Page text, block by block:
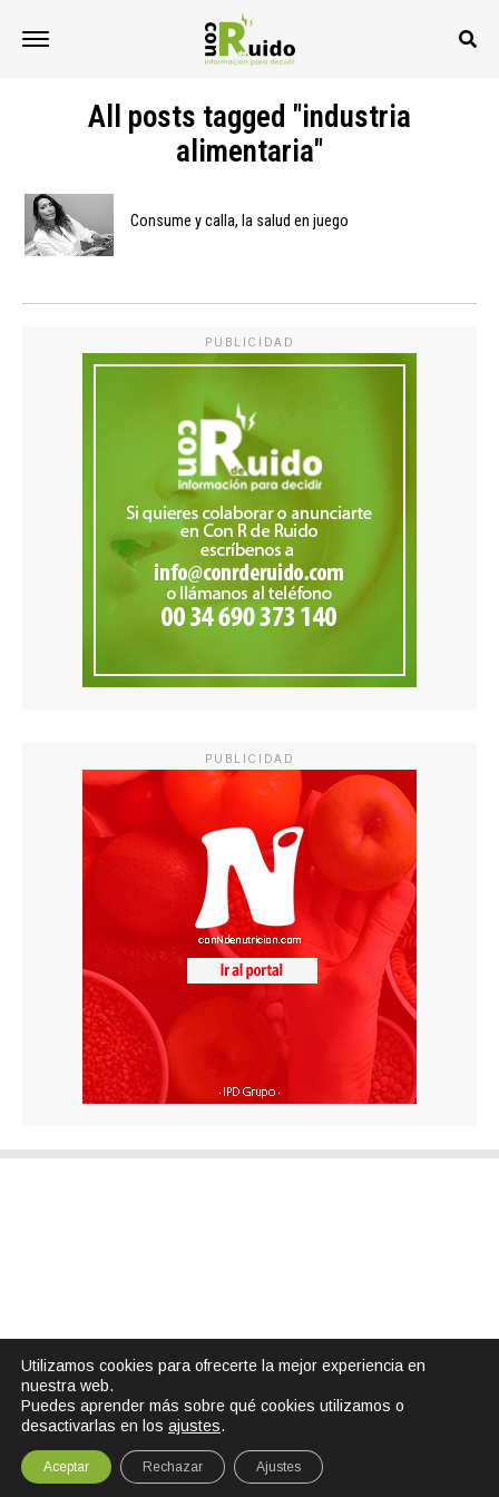
All posts tagged "industria
alimentaria"
Consume y calla, la salud en juego
PUBLICIDAD
PUBLICIDAD
Utilizamos cookies para ofrecerte la mejor experiencia en
nuestra web.
Puedes aprender más sobre qué cookies utilizamos o
desactivarlas en los ajustes.
Aceptar Rechazar Ajustes